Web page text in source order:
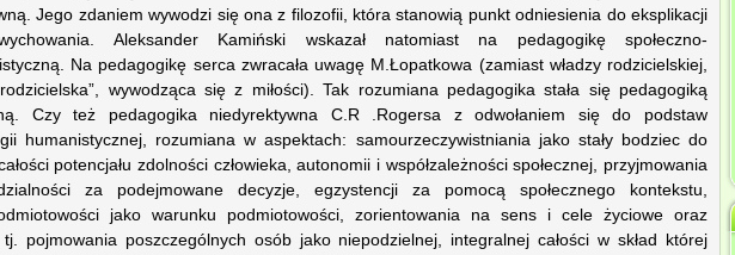
Jego zdaniem wywodzi się ona z filozofii, która stanowią punkt odniesienia do eksplikacji
Aleksander Kamiński wskazał natomiast na pedagogikę społeczno-
Na pedagogikę serca zwracała uwagę M.Łopatkowa (zamiast władzy rodzicielskiej,
wywodząca się z miłości). Tak rozumiana pedagogika stała się pedagogiką
Czy też pedagogika niedyrektywna C.R .Rogersa z odwołaniem się do podstaw
humanistycznej, rozumiana w aspektach: samourzeczywistniania jako stały bodziec do
potencjału zdolności człowieka, autonomii i współzależności społecznej, przyjmowania
za podejmowane decyzje, egzystencji za pomocą społecznego kontekstu,
jako warunku podmiotowości, zorientowania na sens i cele życiowe oraz
tj. pojmowania poszczególnych osób jako niepodzielnej, integralnej całości w skład której